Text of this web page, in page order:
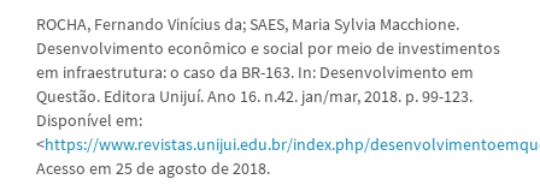
ROCHA, Fernando Vinícius da; SAES, Maria Sylvia Macchione.
Desenvolvimento econômico e social por meio de investimentos
em infraestrutura: o caso da BR-163. In: Desenvolvimento em
Questão. Editora Unijuí. Ano 16. n.42. jan/mar, 2018. p. 99-123.
Disponível em:
<https://www.revistas.unijui.edu.br/index.php/
Acesso em 25 de agosto de 2018.